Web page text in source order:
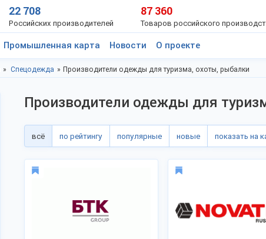
22 708
Российских производителей
87 360
Товаров российского
Промышленная карта Новости О проекте
Спецодежда Производители одежды для туризма, охоты, рыбалки
Производители одежды для
всё по рейтингу популярные новые показать на